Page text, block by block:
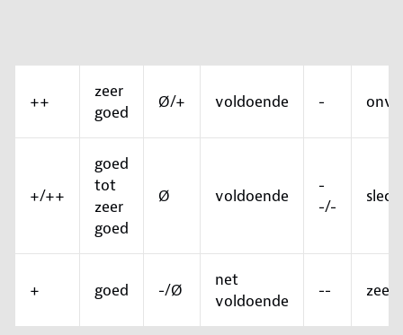
++
zeer
goed
Ø/+ voldoende -
+/++
goed
tot
zeer
goed
Ø voldoende
-
-/-
+ goed -/Ø
net
voldoende
-- zeer